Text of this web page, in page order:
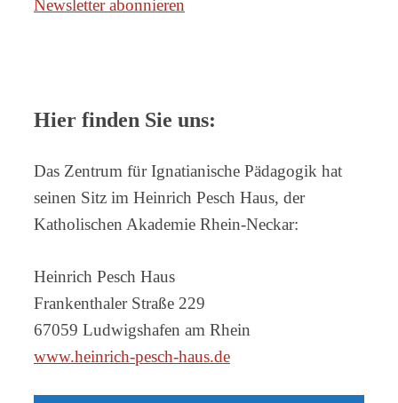
Newsletter abonnieren
Hier finden Sie uns:
Das Zentrum für Ignatianische Pädagogik hat
seinen Sitz im Heinrich Pesch Haus, der
Katholischen Akademie Rhein-Neckar:
Heinrich Pesch Haus
Frankenthaler Straße 229
67059 Ludwigshafen am Rhein
www.heinrich-pesch-haus.de